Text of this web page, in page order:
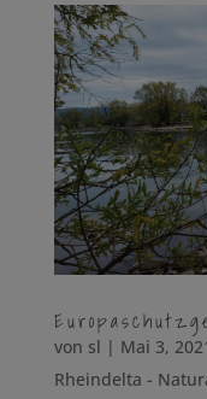
von sl | Mai 3,
Rheindelta -